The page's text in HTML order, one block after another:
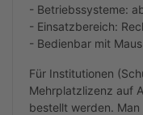
- Betriebssysteme:
- Einsatzbereich:
- Bedienbar mit
Für Institutionen
Mehrplatzlizenz auf
bestellt werden.